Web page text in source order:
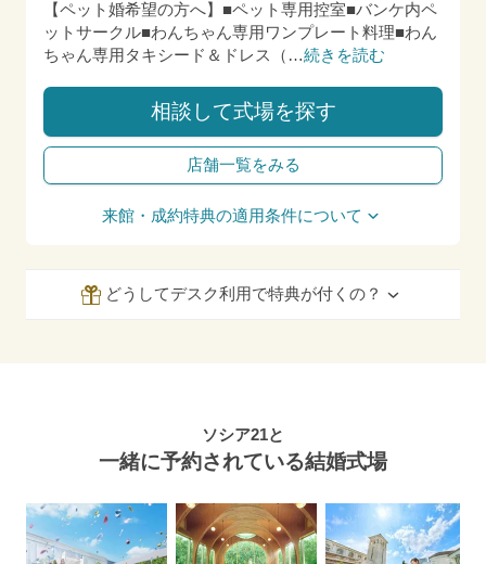
【ペット婚希望の方へ】■ペット専用控室■バンケ内ペ
ットサークル■わんちゃん専用ワンプレート料理■わん
ちゃん専用タキシード＆ドレス（ …続きを読む
相談して式場を探す
店舗一覧をみる
来館・成約特典の適用条件について
どうしてデスク利用で特典が付くの？
ソシア21と
一緒に予約されている結婚式場